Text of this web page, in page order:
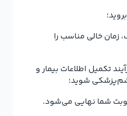
زمان خالی مناسب را
تکمیل اطلاعات بیمار و
شوید؛
شما نهایی می‌شود.